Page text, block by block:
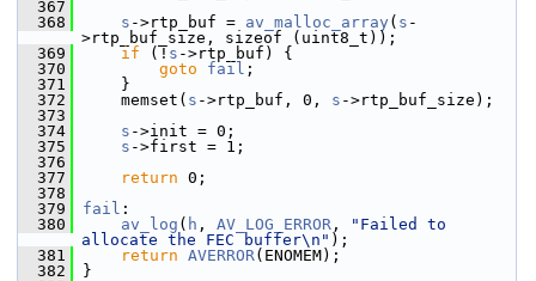
  367
  368
s ->rtp_buf = av_malloc_array ( s -
>rtp_buf_size, sizeof (uint8_t));
  369
if (! s ->rtp_buf) {
  370
goto fail ;
  371
}
  372
memset( s ->rtp_buf, 0, s ->rtp_buf_size);
  373
  374
s ->init = 0;
  375
s ->first = 1;
  376
  377
return 0;
  378
  379
fail :
  380
av_log ( h , AV_LOG_ERROR ,
"Failed to
allocate the FEC buffer\n" );
  381
return AVERROR(ENOMEM);
  382
}